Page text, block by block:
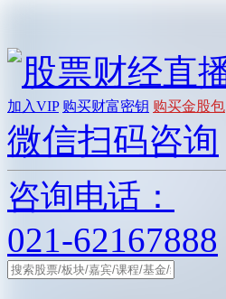
加入VIP 购买财富密钥 购买金股包
微信扫码咨询
咨询电话：
021-62167888